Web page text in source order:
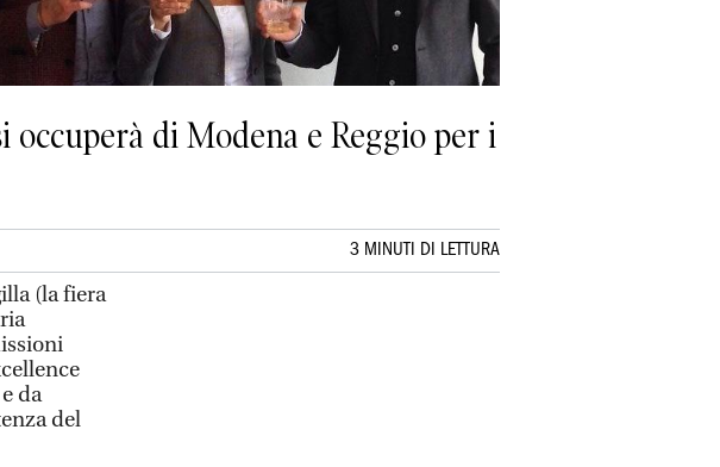
occuperà di Modena e Reggio per i
3 MINUTI DI LETTURA
(la fiera
da
del